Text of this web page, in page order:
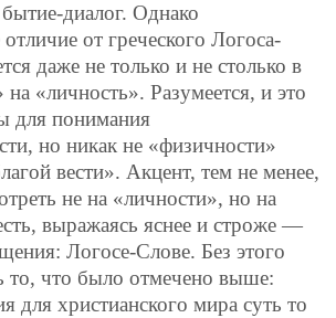
диалог. Однако
от греческого Логоса-
даже не только и не столько в
«личность». Разумеется, и это
для понимания
но никак не «физичности»
вести». Акцент, тем не менее,
не на «личности», но на
выражаясь яснее и строже —
Логосе-Слове. Без этого
то, что было отмечено выше:
для христианского мира суть то